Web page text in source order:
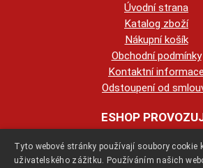
Úvodní strana
Katalog zboží
Nákupní košík
Obchodní podmínky
Kontaktní informace
Odstoupení od
ESHOP
123KRBY s.r.o.
Tyto webové stránky používají soubory cookie
uživatelského zážitku. Používáním našich